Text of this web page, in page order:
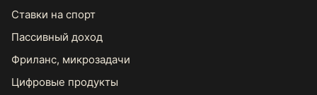
Ставки на спорт
Пассивный доход
Фриланс, микрозадачи
Цифровые продукты